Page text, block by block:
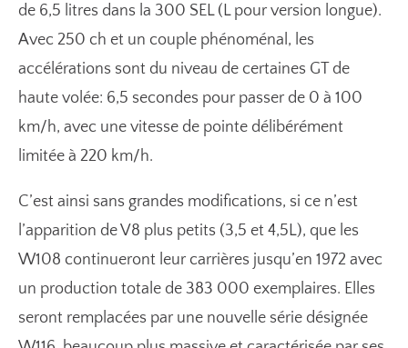
de 6,5 litres dans la 300 SEL (L pour version longue).
Avec 250 ch et un couple phénoménal, les
accélérations sont du niveau de certaines GT de
haute volée: 6,5 secondes pour passer de 0 à 100
km/h, avec une vitesse de pointe délibérément
limitée à 220 km/h.
C’est ainsi sans grandes modifications, si ce n’est
l’apparition de V8 plus petits (3,5 et 4,5L), que les
W108 continueront leur carrières jusqu’en 1972 avec
un production totale de 383 000 exemplaires. Elles
seront remplacées par une nouvelle série désignée